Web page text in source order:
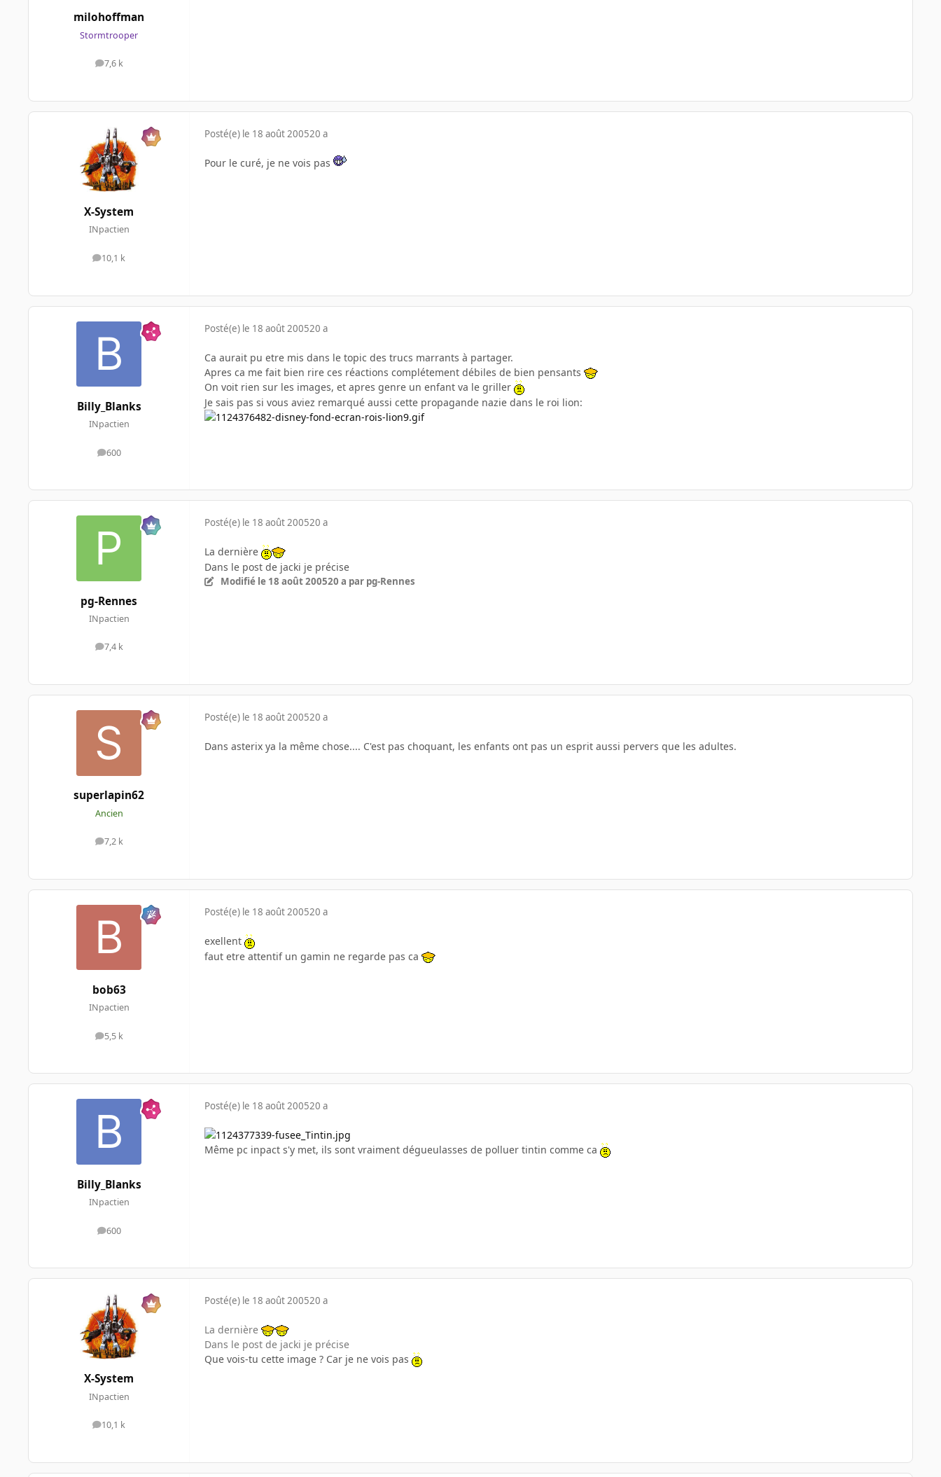
milohoffman
Stormtrooper
7,6 k
messages
X-System
INpactien
10,1 k
messages
Posté(e) le 18 août 200520 a
Pour le curé, je ne vois pas
Billy_Blanks
INpactien
600
messages
Posté(e) le 18 août 200520 a
Ca aurait pu etre mis dans le topic des trucs marrants à partager.
Apres ca me fait bien rire ces réactions complétement débiles de bien pensants
On voit rien sur les images, et apres genre un enfant va le griller
Je sais pas si vous aviez remarqué aussi cette propagande nazie dans le roi lion:
pg-Rennes
INpactien
7,4 k
messages
Posté(e) le 18 août 200520 a
La dernière
Dans le post de jacki je précise
Modifié le 18 août 200520 a par pg-Rennes
superlapin62
Ancien
7,2 k
messages
Posté(e) le 18 août 200520 a
Dans asterix ya la même chose.... C'est pas choquant, les enfants ont pas un esprit aussi pervers que les adultes.
bob63
INpactien
5,5 k
messages
Posté(e) le 18 août 200520 a
exellent
faut etre attentif un gamin ne regarde pas ca
Billy_Blanks
INpactien
600
messages
Posté(e) le 18 août 200520 a
Même pc inpact s'y met, ils sont vraiment dégueulasses de polluer tintin comme ca
X-System
INpactien
10,1 k
messages
Posté(e) le 18 août 200520 a
La dernière
Dans le post de jacki je précise
Que vois-tu cette image ? Car je ne vois pas